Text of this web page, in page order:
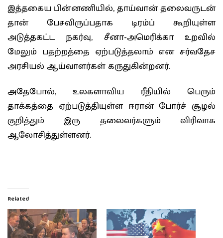
இத்தகைய பின்னணியில், தாய்வான் தலைவருடன்
தான் பேசவிருப்பதாக டிரம்ப் கூறியுள்ள
அடுத்தகட்ட நகர்வு, சீனா-அமெரிக்கா உறவில்
மேலும் பதற்றத்தை ஏற்படுத்தலாம் என சர்வதேச
அரசியல் ஆய்வாளர்கள் கருதுகின்றனர்.
அதேபோல், உலகளாவிய ரீதியில் பெரும்
தாக்கத்தை ஏற்படுத்தியுள்ள ஈரான் போர்ச் சூழல்
குறித்தும் இரு தலைவர்களும் விரிவாக
ஆலோசித்துள்ளனர்.
Related